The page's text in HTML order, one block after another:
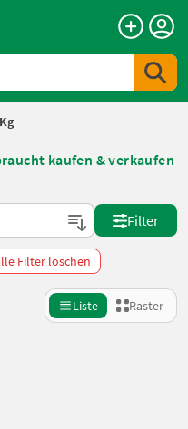
kaufen & verkaufen
Filter
Filter löschen
Liste Raster